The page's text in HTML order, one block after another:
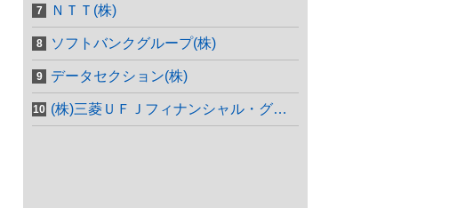
ＮＴＴ(株)
ソフトバンクグループ(株)
データセクション(株)
(株)三菱ＵＦＪフィナンシャル・グループ